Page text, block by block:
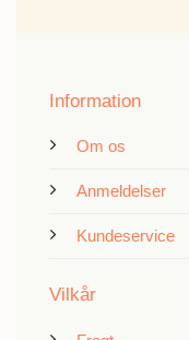
Information
Om os
Anmeldelser
Kundeservice
Vilkår